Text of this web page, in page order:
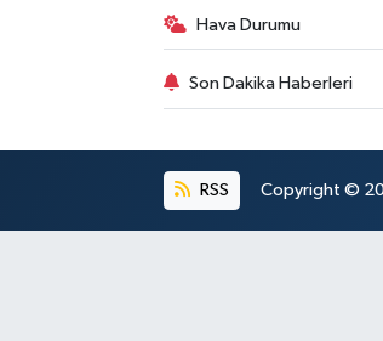
Hava Durumu
Son Dakika Haberleri
RSS Copyright ©